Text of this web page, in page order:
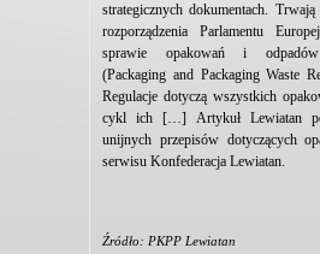
strategicznych dokumentach.
rozporządzenia Parlamentu
sprawie opakowań i odpadów
(Packaging and Packaging Waste
Regulacje dotyczą wszystkich
cykl ich […] Artykuł Lewiatan
unijnych przepisów dotyczących
serwisu Konfederacja Lewiatan.
Źródło: PKPP Lewiatan